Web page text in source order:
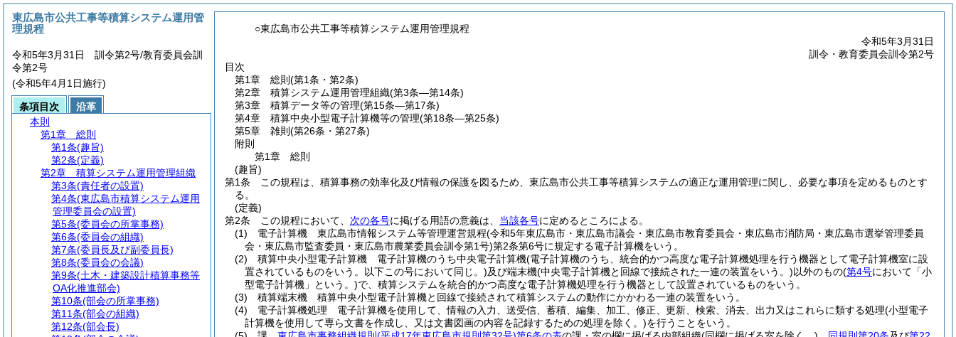
○東広島市公共工事等積算システム運用管理規程
令和5年3月31日
訓令・教育委員会訓令第2号
目次
第1章
総則 (第1条・第2条)
第2章
積算システム運用管理組織(第3条―第14条)
第3章
積算データ等の管理(第15条―第17条)
第4章
積算中央小型電子計算機等の管理(第18条―第25条)
第5章
雑則 (第26条・第27条)
附則
第1章
総則
(趣旨)
第1条
この規程は、積算事務の効率化及び情報の保護を図るため、東広島市公共工事等積算システムの適正な運用管理に関し、必要な事項を定めるものとす
る。
(定義)
第2条
この規程において、 次の各号に掲げる用語の意義は、 当該各号に定めるところによる。
(1)
電子計算機 東広島市情報システム等管理運営規程(令和5年東広島市・東広島市議会・東広島市教育委員会・東広島市消防局・東広島市選挙管理委員
会・東広島市監査委員・東広島市農業委員会訓令第1号)第2条第6号に規定する電子計算機をいう。
(2)
積算中央小型電子計算機 電子計算機のうち中央電子計算機(電子計算機のうち、統合的かつ高度な電子計算機処理を行う機器として電子計算機室に設
置されているものをいう。以下この号において同じ。)及び端末機(中央電子計算機と回線で接続された一連の装置をいう。)以外のもの(第4号において「小
型電子計算機」という。)で、積算システムを統合的かつ高度な電子計算機処理を行う機器として設置されているものをいう。
(3)
積算端末機 積算中央小型電子計算機と回線で接続されて積算システムの動作にかかわる一連の装置をいう。
(4)
電子計算機処理 電子計算機を使用して、情報の入力、送受信、蓄積、編集、加工、修正、更新、検索、消去、出力又はこれらに類する処理(小型電子
計算機を使用して専ら文書を作成し、又は文書図画の内容を記録するための処理を除く。)を行うことをいう。
東広島市公共工事等積算システム運用管
理規程
令和5年3月31日 訓令第2号/教育委員会訓
令第2号
(令和5年4月1日施行)
条項目次
沿革
本則
第1章
総則
第1条(趣旨)
第2条(定義)
第2章
積算システム運用管理組織
第3条(責任者の設置)
第4条(東広島市積算システム運用
管理委員会の設置)
第5条(委員会の所掌事務)
第6条(委員会の組織)
第7条(委員長及び副委員長)
第8条(委員会の会議)
第9条(土木・建築設計積算事務等
OA化推進部会)
第10条(部会の所掌事務)
第11条(部会の組織)
第12条(部会長)